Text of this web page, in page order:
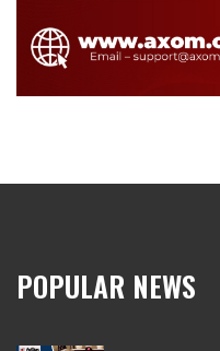
POPULAR NEWS